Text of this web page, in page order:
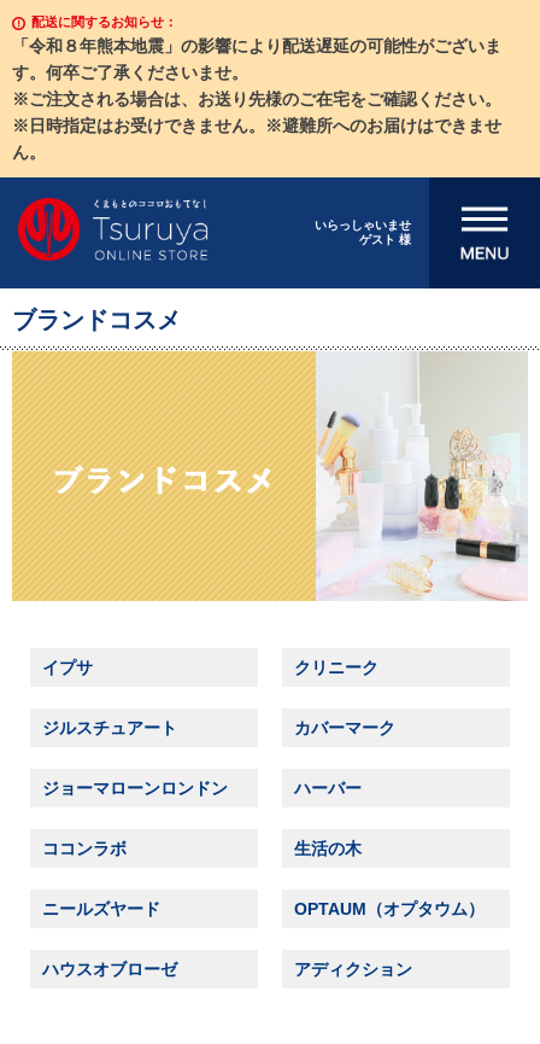
配送に関するお知らせ：
「令和８年熊本地震」の影響により配送遅延の可能性がございま
す。何卒ご了承くださいませ。
※ご注文される場合は、お送り先様のご在宅をご確認ください。
※日時指定はお受けできません。※避難所へのお届けはできませ
ん。
いらっしゃいませ
ゲスト 様
メニューを開
ブランドコスメ
イプサ クリニーク
ジルスチュアート カバーマーク
ジョーマローンロンドン ハーバー
ココンラボ 生活の木
ニールズヤード OPTAUM（オプタウム）
ハウスオブローゼ アディクション